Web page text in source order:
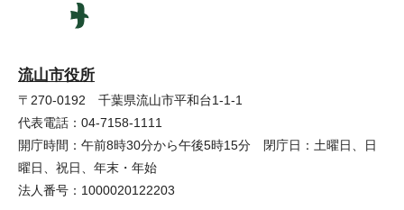
流山市役所
〒270-0192 千葉県流山市平和台1-1-1
代表電話：04-7158-1111
開庁時間：午前8時30分から午後5時15分 閉庁日：土曜日、日
曜日、祝日、年末・年始
法人番号：1000020122203